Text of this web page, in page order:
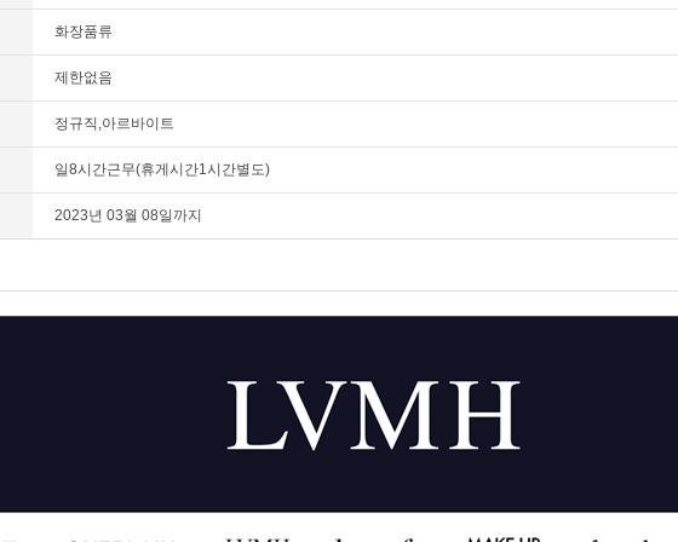
화장품류
제한없음
정규직,아르바이트
일8시간근무(휴게시간1시간별도)
2023년 03월 08일까지